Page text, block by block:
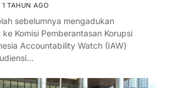
1 TAHUN AGO
sebelumnya mengadukan
Komisi Pemberantasan Korupsi
Accountability Watch (IAW)